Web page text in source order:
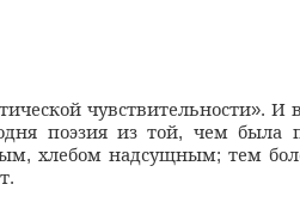
чувствительности».И
поэзия из той, чем была
, хлебом надсущным; тем
.